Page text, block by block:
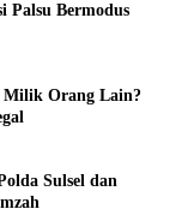
Palsu Bermodus
Orang Lain?
Sulsel dan